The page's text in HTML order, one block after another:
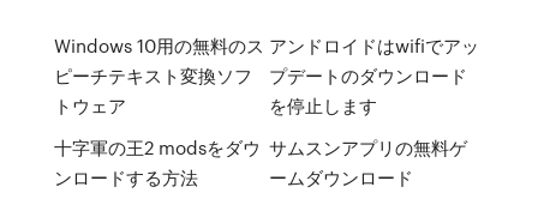
Windows 10用の無料のス
ピーチテキスト変換ソフ
トウェア
十字軍の王2 modsをダウ
ンロードする方法
アンドロイドはwifiでアッ
プデートのダウンロード
を停止します
サムスンアプリの無料ゲ
ームダウンロード